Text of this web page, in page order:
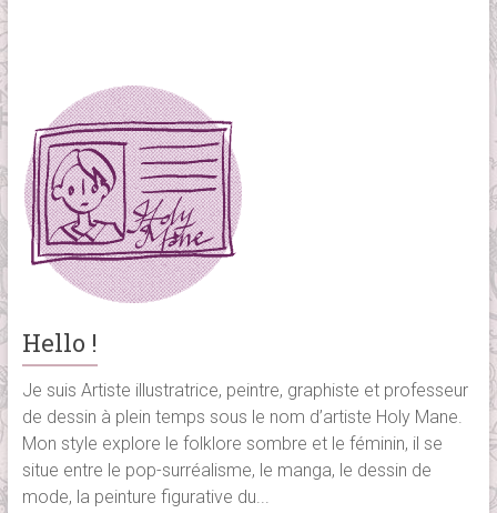
Hello !
Je suis Artiste illustratrice, peintre, graphiste et professeur
de dessin à plein temps sous le nom d’artiste Holy Mane.
Mon style explore le folklore sombre et le féminin, il se
situe entre le pop-surréalisme, le manga, le dessin de
mode, la peinture figurative du...